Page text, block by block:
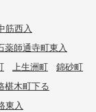
筋西入
薬師通寺町東入
上生洲町
錦砂町
椹木町下る
東入